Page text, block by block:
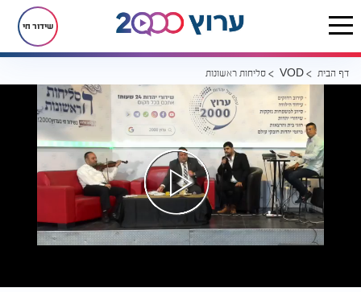
שידור חי
דף הבית VOD סליחות ראשונות